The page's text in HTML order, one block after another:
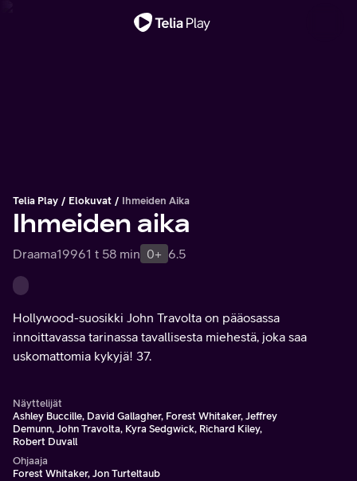
Telia Play Elokuvat Ihmeiden Aika
Ihmeiden aika
Draama19961 t 58 min 0+ 6.5
Hollywood-suosikki John Travolta on pääosassa
innoittavassa tarinassa tavallisesta miehestä, joka saa
uskomattomia kykyjä! 37.
Näyttelijät
Ashley Buccille, David Gallagher, Forest Whitaker, Jeffrey
Demunn, John Travolta, Kyra Sedgwick, Richard Kiley,
Robert Duvall
Ohjaaja
Forest Whitaker, Jon Turteltaub